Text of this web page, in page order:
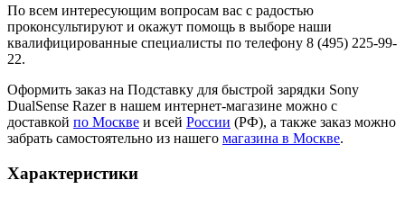
По всем интересующим вопросам вас с радостью
проконсультируют и окажут помощь в выборе наши
квалифицированные специалисты по телефону 8 (495) 225-99-
22.
Оформить заказ на Подставку для быстрой зарядки Sony
DualSense Razer в нашем интернет-магазине можно с
доставкой по Москве и всей России (РФ), а также заказ можно
забрать самостоятельно из нашего магазина в Москве.
Характеристики